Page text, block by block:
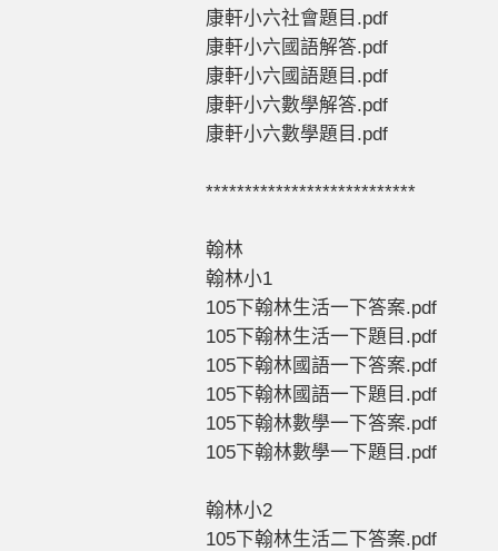
康軒小六社會題目.pdf
康軒小六國語解答.pdf
康軒小六國語題目.pdf
康軒小六數學解答.pdf
康軒小六數學題目.pdf
***************************
翰林
翰林小1
105下翰林生活一下答案.pdf
105下翰林生活一下題目.pdf
105下翰林國語一下答案.pdf
105下翰林國語一下題目.pdf
105下翰林數學一下答案.pdf
105下翰林數學一下題目.pdf
翰林小2
105下翰林生活二下答案.pdf